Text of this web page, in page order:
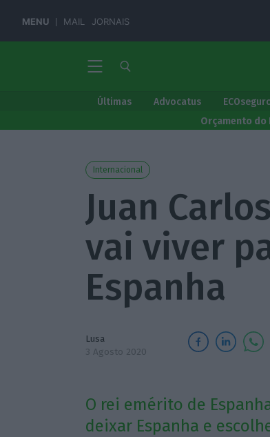
MENU MAIL JORNAIS
Últimas Advocatus
Orçamento do
Internacional
Juan
vai viver
Espanha
Lusa
3 Agosto 2020
O rei emérito de
deixar Espanha e